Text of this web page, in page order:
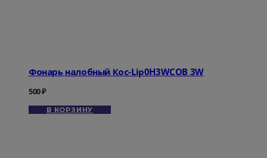
Фонарь налобный Кос-Lip0H3WCOB 3W
500₽
В КОРЗИНУ